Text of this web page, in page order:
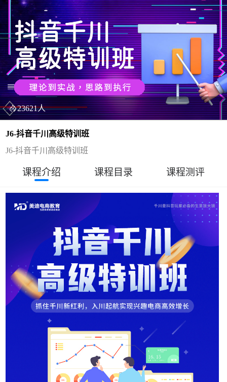
23621人
J6-抖音千川高级特训班
J6-抖音千川高级特训班
课程介绍 课程目录 课程测评